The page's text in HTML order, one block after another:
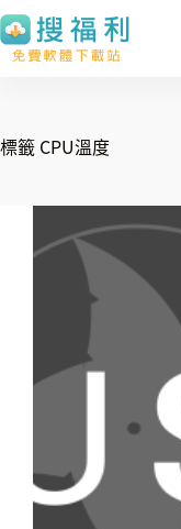
跳
至
內
容
標籤 CPU溫度